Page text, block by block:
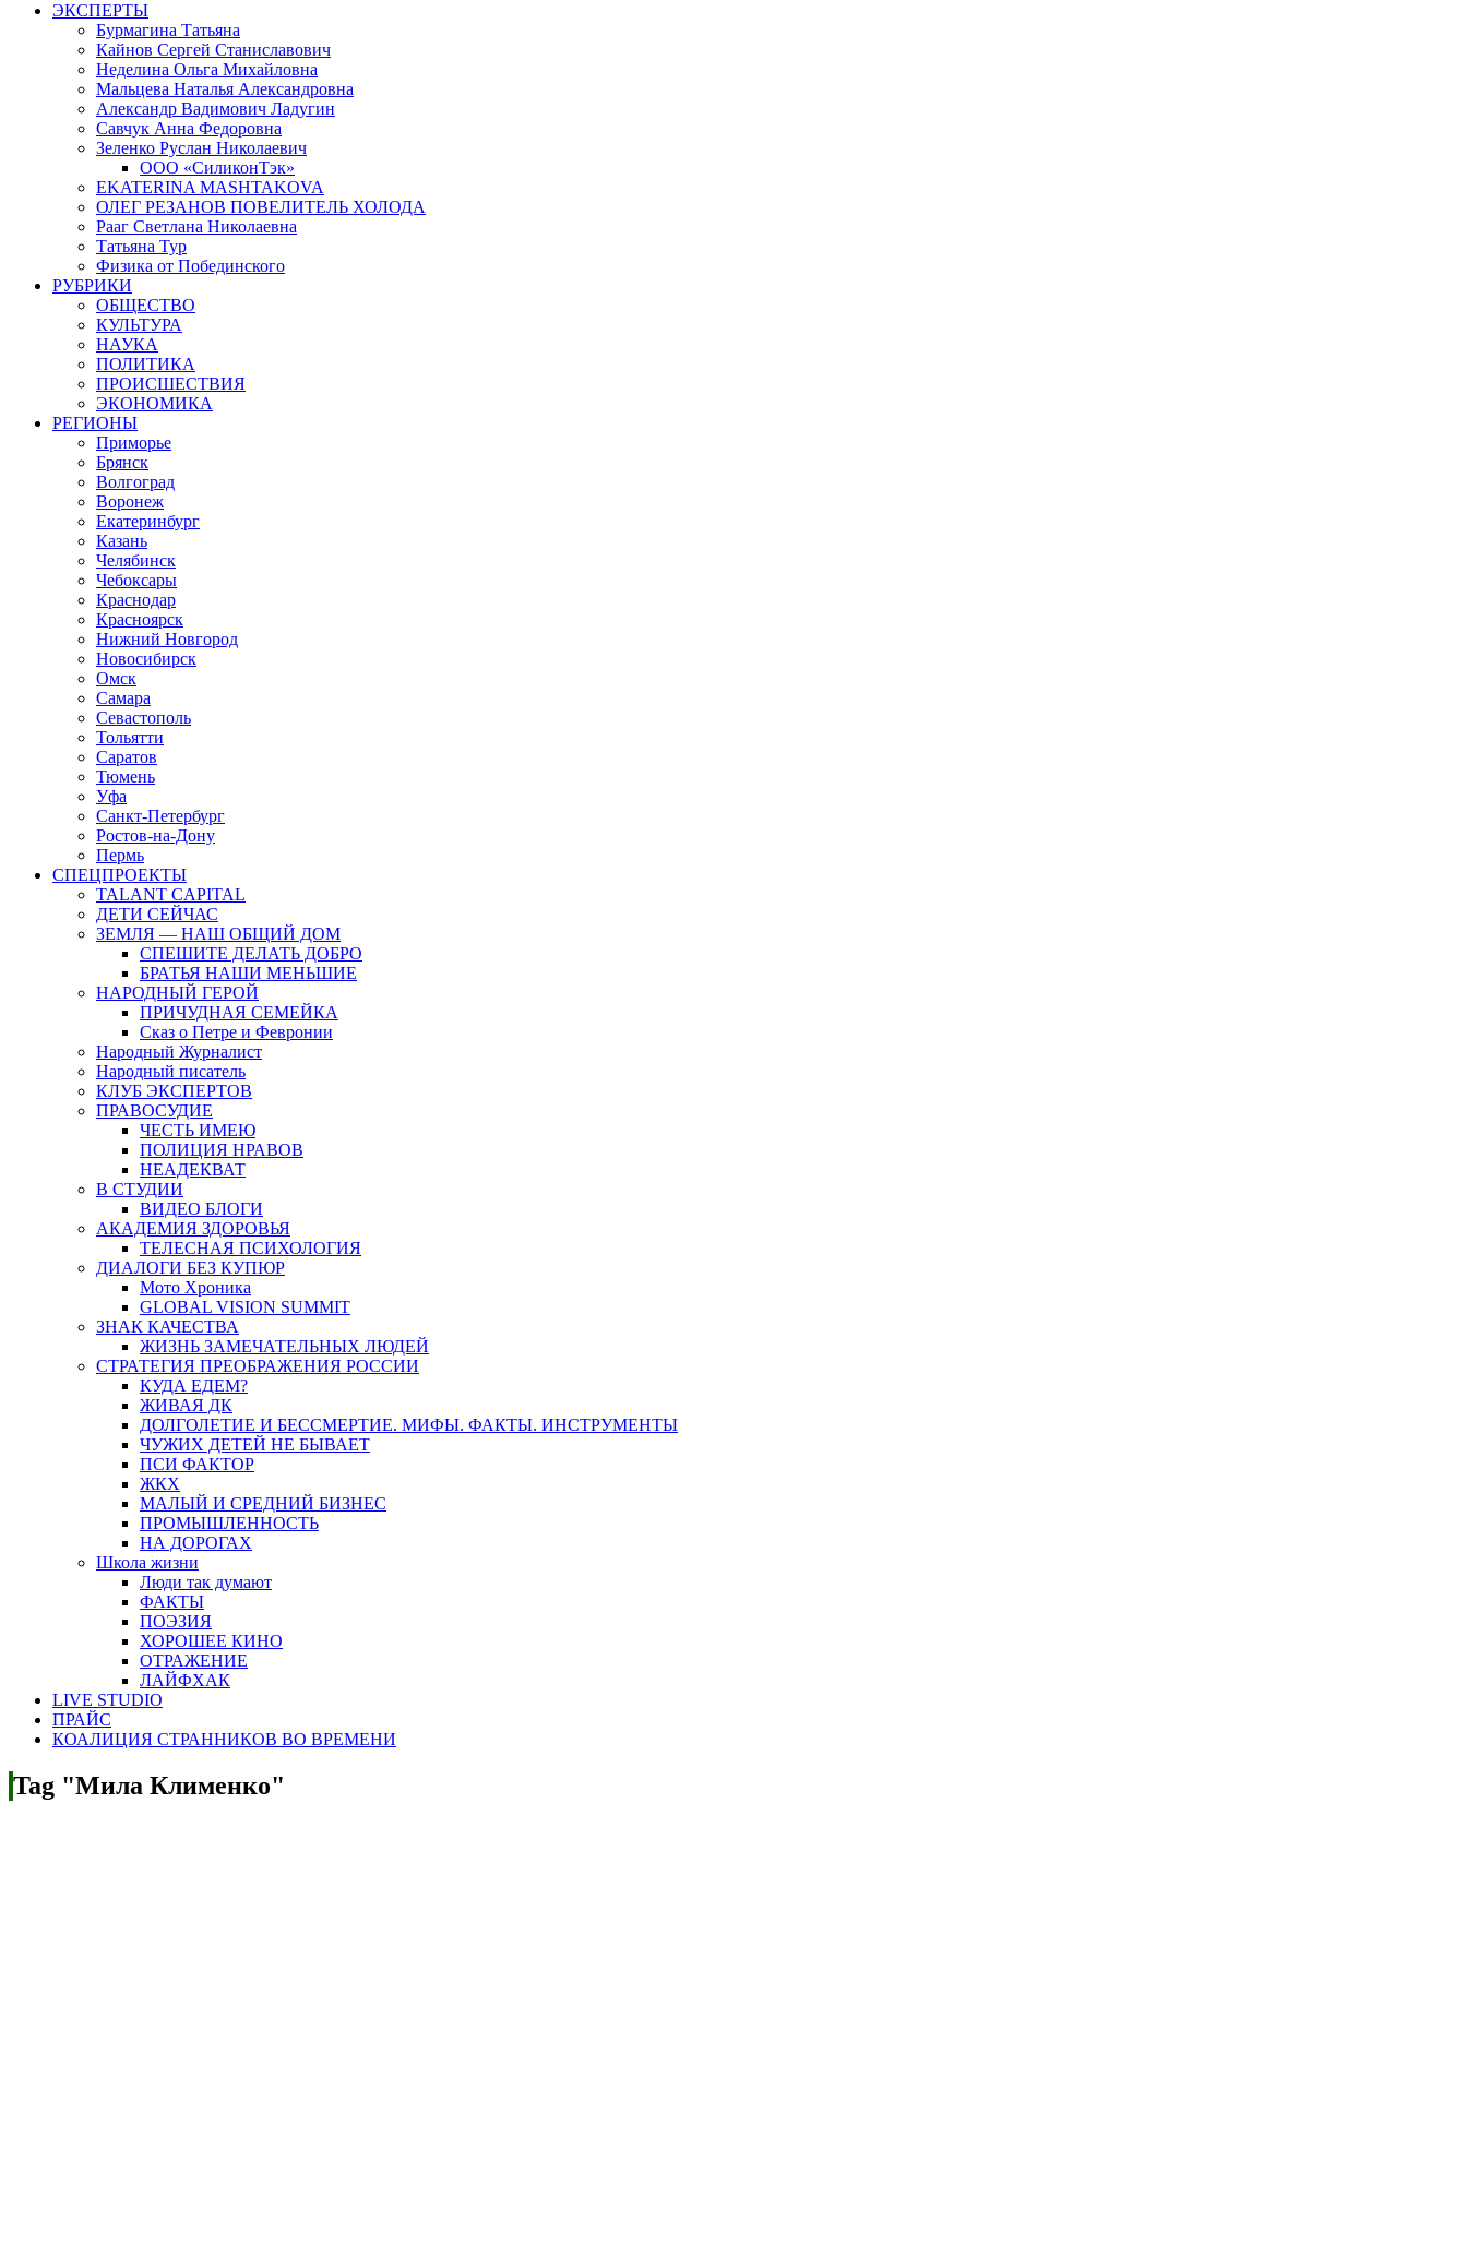
ЭКСПЕРТЫ
Бурмагина Татьяна
Кайнов Сергей Станиславович
Неделина Ольга Михайловна
Мальцева Наталья Александровна
Александр Вадимович Ладугин
Савчук Анна Федоровна
Зеленко Руслан Николаевич
ООО «СиликонТэк»
EKATERINA MASHTAKOVA
ОЛЕГ РЕЗАНОВ ПОВЕЛИТЕЛЬ ХОЛОДА
Рааг Светлана Николаевна
Татьяна Тур
Физика от Побединского
РУБРИКИ
ОБЩЕСТВО
КУЛЬТУРА
НАУКА
ПОЛИТИКА
ПРОИСШЕСТВИЯ
ЭКОНОМИКА
РЕГИОНЫ
Приморье
Брянск
Волгоград
Воронеж
Екатеринбург
Казань
Челябинск
Чебоксары
Краснодар
Красноярск
Нижний Новгород
Новосибирск
Омск
Самара
Севастополь
Тольятти
Саратов
Тюмень
Уфа
Санкт-Петербург
Ростов-на-Дону
Пермь
СПЕЦПРОЕКТЫ
TALANT CAPITAL
ДЕТИ СЕЙЧАС
ЗЕМЛЯ — НАШ ОБЩИЙ ДОМ
СПЕШИТЕ ДЕЛАТЬ ДОБРО
БРАТЬЯ НАШИ МЕНЬШИЕ
НАРОДНЫЙ ГЕРОЙ
ПРИЧУДНАЯ СЕМЕЙКА
Сказ о Петре и Февронии
Народный Журналист
Народный писатель
КЛУБ ЭКСПЕРТОВ
ПРАВОСУДИЕ
ЧЕСТЬ ИМЕЮ
ПОЛИЦИЯ НРАВОВ
НЕАДЕКВАТ
В СТУДИИ
ВИДЕО БЛОГИ
АКАДЕМИЯ ЗДОРОВЬЯ
ТЕЛЕСНАЯ ПСИХОЛОГИЯ
ДИАЛОГИ БЕЗ КУПЮР
Мото Хроника
GLOBAL VISION SUMMIT
ЗНАК КАЧЕСТВА
ЖИЗНЬ ЗАМЕЧАТЕЛЬНЫХ ЛЮДЕЙ
СТРАТЕГИЯ ПРЕОБРАЖЕНИЯ РОССИИ
КУДА ЕДЕМ?
ЖИВАЯ ДК
ДОЛГОЛЕТИЕ И БЕССМЕРТИЕ. МИФЫ. ФАКТЫ. ИНСТРУМЕНТЫ
ЧУЖИХ ДЕТЕЙ НЕ БЫВАЕТ
ПСИ ФАКТОР
ЖКХ
МАЛЫЙ И СРЕДНИЙ БИЗНЕС
ПРОМЫШЛЕННОСТЬ
НА ДОРОГАХ
Школа жизни
Люди так думают
ФАКТЫ
ПОЭЗИЯ
ХОРОШЕЕ КИНО
ОТРАЖЕНИЕ
ЛАЙФХАК
LIVE STUDIO
ПРАЙС
КОАЛИЦИЯ СТРАННИКОВ ВО ВРЕМЕНИ
Tag "Мила Клименко"